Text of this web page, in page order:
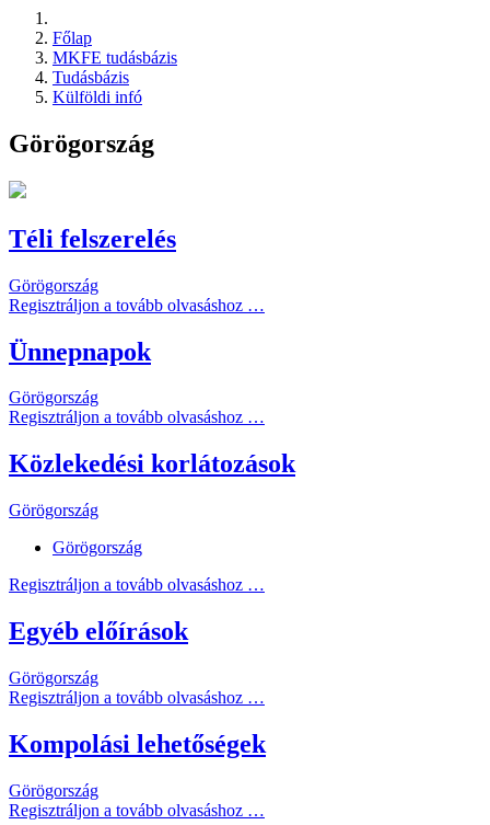
Főlap
MKFE tudásbázis
Tudásbázis
Külföldi infó
Görögország
Téli felszerelés
Görögország
Regisztráljon a tovább olvasáshoz …
Ünnepnapok
Görögország
Regisztráljon a tovább olvasáshoz …
Közlekedési korlátozások
Görögország
Görögország
Regisztráljon a tovább olvasáshoz …
Egyéb előírások
Görögország
Regisztráljon a tovább olvasáshoz …
Kompolási lehetőségek
Görögország
Regisztráljon a tovább olvasáshoz …